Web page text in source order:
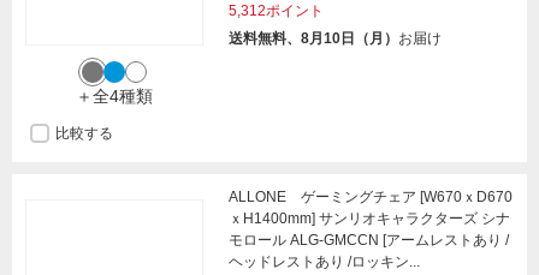
＋全4種類
5,312ポイント
送料無料、8月10日（月） お届け
比較する
ALLONE ゲーミングチェア [W670ｘD670
ｘH1400mm] サンリオキャラクターズ シナ
モロール ALG-GMCCN [アームレストあり /
ヘッドレストあり /ロッキン...